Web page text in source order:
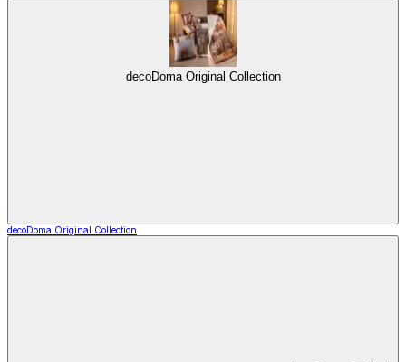
decoDoma Original Collection
decoDoma Original Collection